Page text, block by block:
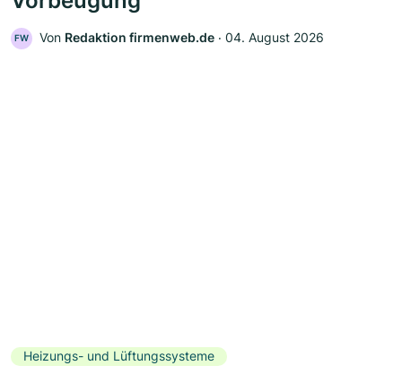
FW Von Redaktion firmenweb.de ‧ 04. August 2026
Heizungs- und Lüftungssysteme